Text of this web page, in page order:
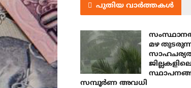
പുതിയ വാർത്തകൾ
മഴ
സമ്പൂർണ അവധി